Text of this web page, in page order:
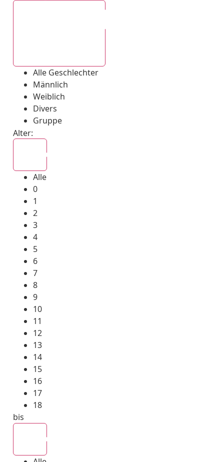
Alle Geschlechter
Männlich
Weiblich
Divers
Gruppe
Alter:
Alle
0
1
2
3
4
5
6
7
8
9
10
11
12
13
14
15
16
17
18
bis